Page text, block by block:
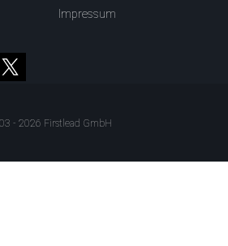
Impressum
- 2026 Firstlead GmbH